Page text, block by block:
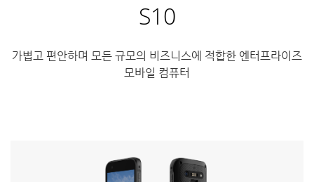
S10
가볍고 편안하며 모든 규모의 비즈니스에 적합한 엔터프라이즈
모바일 컴퓨터